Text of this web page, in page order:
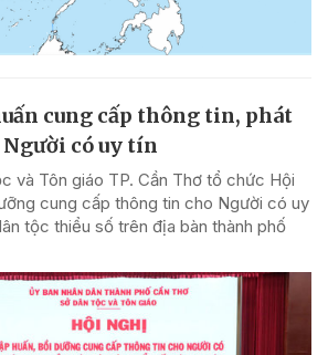
cung cấp thông tin, phát
có uy tín
và Tôn giáo TP. Cần Thơ tổ chức Hội
cung cấp thông tin cho Người có uy
tộc thiểu số trên địa bàn thành phố